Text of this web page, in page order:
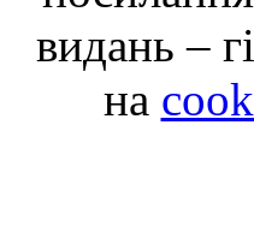
видань –
на